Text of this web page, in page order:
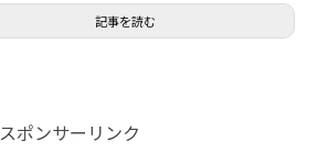
記事を読む
スポンサーリンク